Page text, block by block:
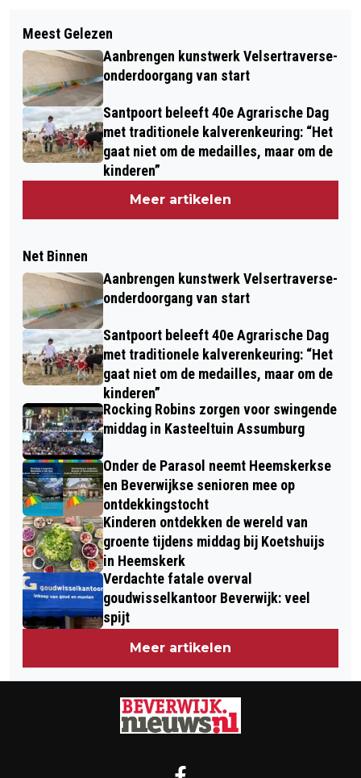
Meest Gelezen
Aanbrengen kunstwerk Velsertraverse-
onderdoorgang van start
Santpoort beleeft 40e Agrarische Dag
met traditionele kalverenkeuring: “Het
gaat niet om de medailles, maar om de
kinderen”
Meer artikelen
Net Binnen
Aanbrengen kunstwerk Velsertraverse-
onderdoorgang van start
Santpoort beleeft 40e Agrarische Dag
met traditionele kalverenkeuring: “Het
gaat niet om de medailles, maar om de
kinderen”
Rocking Robins zorgen voor swingende
middag in Kasteeltuin Assumburg
Onder de Parasol neemt Heemskerkse
en Beverwijkse senioren mee op
ontdekkingstocht
Kinderen ontdekken de wereld van
groente tijdens middag bij Koetshuijs
in Heemskerk
Verdachte fatale overval
goudwisselkantoor Beverwijk: veel
spijt
Meer artikelen